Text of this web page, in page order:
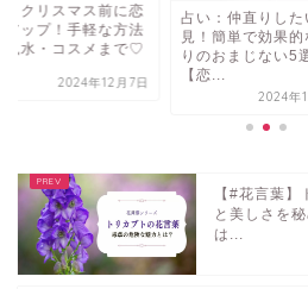
：クリスマス前に恋
アップ！手軽な方法
風水・コスメまで♡
2024年12月7日
占い：仲直りした
見！簡単で効果的
りのおまじない5
【恋...
2024年
【#花言葉
と美しさを
は...